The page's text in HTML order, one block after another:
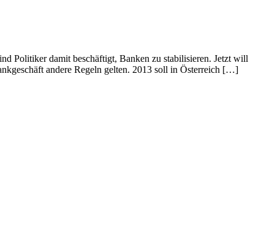
Politiker damit beschäftigt, Banken zu stabilisieren. Jetzt will
andere Regeln gelten. 2013 soll in Österreich […]